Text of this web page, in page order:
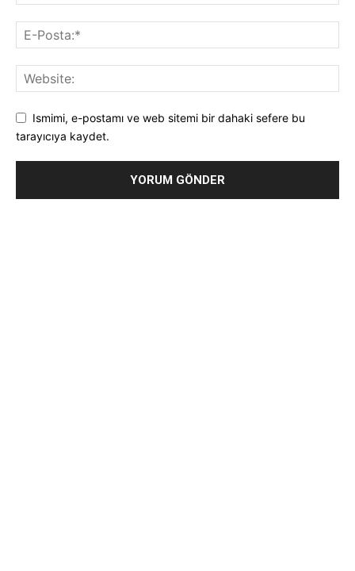
Ismimi, e-postamı ve web sitemi bir dahaki sefere bu
tarayıcıya kaydet.